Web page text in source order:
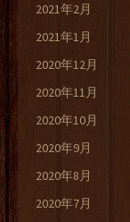
2021年2月
2021年1月
2020年12月
2020年11月
2020年10月
2020年9月
2020年8月
2020年7月